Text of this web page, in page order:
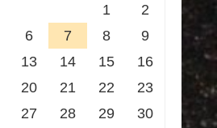
1
2
6 7 8
9
13 14 15
16
20 21 22
23
27 28 29
30